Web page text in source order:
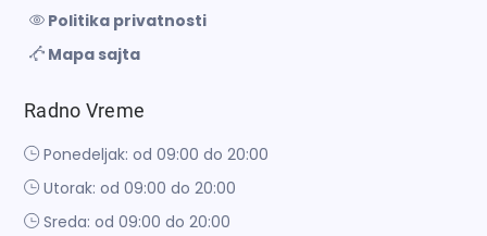
Politika privatnosti
Mapa sajta
Radno Vreme
Ponedeljak: od 09:00 do 20:00
Utorak: od 09:00 do 20:00
Sreda: od 09:00 do 20:00